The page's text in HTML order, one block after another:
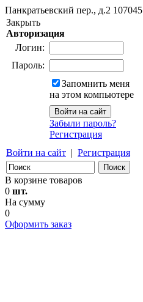
Панкратьевский пер., д.2 107045
Закрыть
Авторизация
Логин:
Пароль:
Запомнить меня
на этом компьютере
Забыли пароль?
Регистрация
Войти на сайт | Регистрация
В корзине товаров
0 шт.
На сумму
0
Оформить заказ